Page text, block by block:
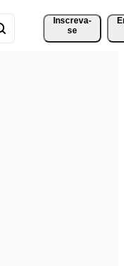
Inscreva-
se